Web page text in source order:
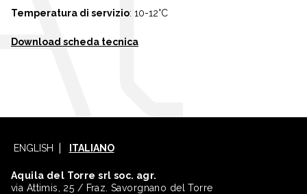
Temperatura di servizio: 10-12°C
Download scheda tecnica
ENGLISH ITALIANO
Aquila del Torre srl soc. agr.
via Attimis, 25 / Fraz. Savorgnano del Torre